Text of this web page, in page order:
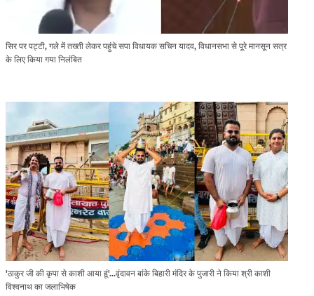
सिर पर पट्टी, गले में तख्ती लेकर पहुंचे सपा विधायक सचिन यादव, विधानसभा से पूरे मानसून सत्र
के लिए किया गया निलंबित
'ठाकुर जी की कृपा से काशी आया हूं'...वृंदावन बांके बिहारी मंदिर के पुजारी ने किया श्री काशी
विश्वनाथ का जलाभिषेक